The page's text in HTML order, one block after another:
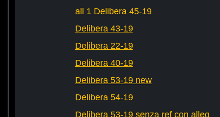
all 1 Delibera 45-19
Delibera 43-19
Delibera 22-19
Delibera 40-19
Delibera 53-19 new
Delibera 54-19
Delibera 53-19 senza ref con alleg